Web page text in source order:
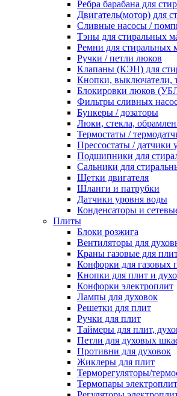
Ребра барабана для
Двигатель(мотор) для
Сливные насосы /
Тэны для стиральных
Ремни для стиральных
Ручки / петли люков
Клапаны (КЭН) для
Кнопки, выключатели,
Блокировки люков
Фильтры сливных
Бункеры / дозаторы
Люки, стекла,
Термостаты /
Прессостаты / датчики
Подшипники для
Сальники для
Щетки двигателя
Шланги и патрубки
Датчики уровня воды
Конденсаторы и
Плиты
Блоки розжига
Вентиляторы для
Краны газовые для
Конфорки для газовых
Кнопки для плит и
Конфорки электроплит
Лампы для духовок
Решетки для плит
Ручки для плит
Таймеры для плит,
Петли для духовых
Противни для духовок
Жиклеры для плит
Терморегуляторы/
Термопары электроплит